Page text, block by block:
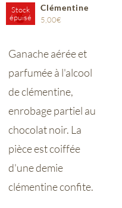
Stock
épuisé
Clémentine
5,00€
Ganache aérée et
parfumée à l'alcool
de clémentine,
enrobage partiel au
chocolat noir. La
pièce est coiffée
d'une demie
clémentine confite.